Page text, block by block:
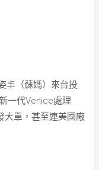
丰（蘇媽）來台投
一代Venice處理
大單，甚至連美國廠